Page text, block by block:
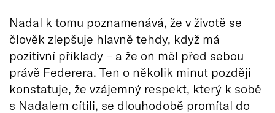
Nadal k tomu poznamenává, že v životě se
člověk zlepšuje hlavně tehdy, když má
pozitivní příklady – a že on měl před sebou
právě Federera. Ten o několik minut později
konstatuje, že vzájemný respekt, který k sobě
s Nadalem cítili, se dlouhodobě promítal do